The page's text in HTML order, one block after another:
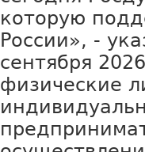
которую
России», -
сентября
физические